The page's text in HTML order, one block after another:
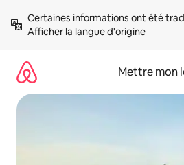
directement
Afficher la langue d'origine
Mettre mon